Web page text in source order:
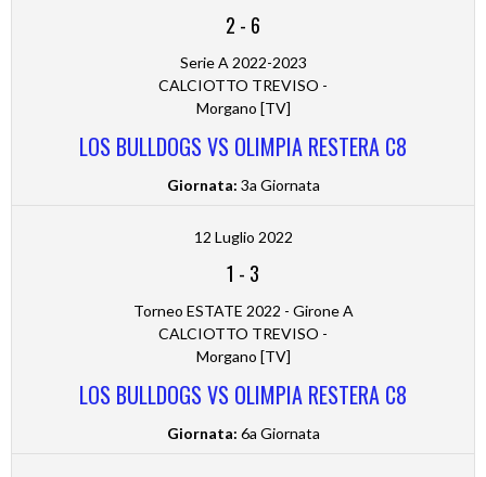
2 - 6
Serie A 2022-2023
CALCIOTTO TREVISO -
Morgano [TV]
LOS BULLDOGS VS OLIMPIA RESTERA C8
Giornata: 3a Giornata
12 Luglio 2022
1 - 3
Torneo ESTATE 2022 - Girone A
CALCIOTTO TREVISO -
Morgano [TV]
LOS BULLDOGS VS OLIMPIA RESTERA C8
Giornata: 6a Giornata